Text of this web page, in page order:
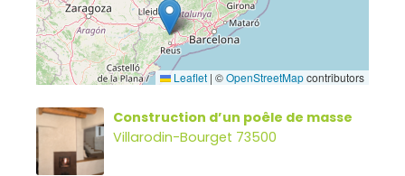
Leaflet | ©OpenStreetMapcontributors
Construction d’un poêle de masse
Villarodin-Bourget 73500